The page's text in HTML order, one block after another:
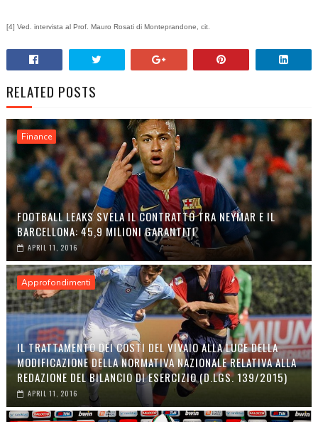
[4] Ved. intervista al Prof. Mauro Rosati di Monteprandone, cit.
RELATED POSTS
Finance
FOOTBALL LEAKS SVELA IL CONTRATTO TRA NEYMAR E IL
BARCELLONA: 45,9 MILIONI GARANTITI
APRIL 11, 2016
Approfondimenti
IL TRATTAMENTO DEI COSTI DEL VIVAIO ALLA LUCE DELLA
MODIFICAZIONE DELLA NORMATIVA NAZIONALE RELATIVA ALLA
REDAZIONE DEL BILANCIO DI ESERCIZIO (D.LGS. 139/2015)
APRIL 11, 2016